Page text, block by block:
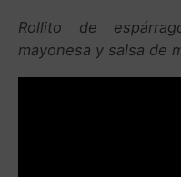
Rollito de
mayonesa y salsa de